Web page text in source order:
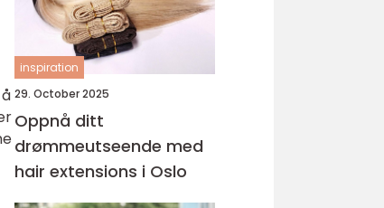
inspiration
29. October 2025
Oppnå ditt
drømmeutseende med
hair extensions i Oslo